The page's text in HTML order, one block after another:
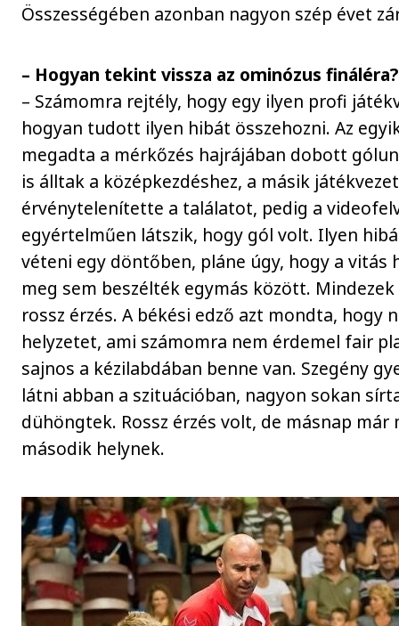
Összességében azonban nagyon szép évet
– Hogyan tekint vissza az ominózus fináléra?
– Számomra rejtély, hogy egy ilyen profi
hogyan tudott ilyen hibát összehozni. Az
megadta a mérkőzés hajrájában dobott
is álltak a középkezdéshez, a másik
érvénytelenítette a találatot, pedig a
egyértelműen látszik, hogy gól volt. Ilyen
véteni egy döntőben, pláne úgy, hogy a vitás
meg sem beszélték egymás között.
rossz érzés. A békési edző azt mondta, hogy
helyzetet, ami számomra nem érdemel fair
sajnos a kézilabdában benne van. Szegény
látni abban a szituációban, nagyon sokan
dühöngtek. Rossz érzés volt, de másnap
második helynek.